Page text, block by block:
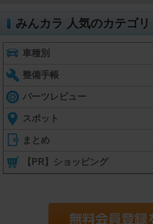
みんカラ 人気のカテゴリ
車種別
整備手帳
パーツレビュー
スポット
まとめ
【PR】ショッピング